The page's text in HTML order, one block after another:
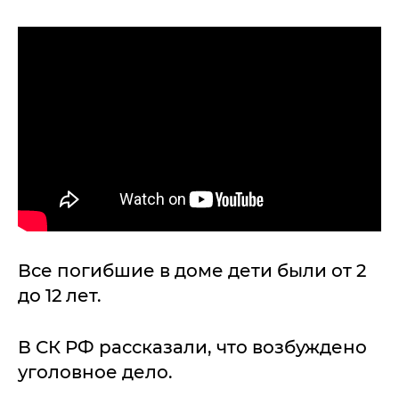
Все погибшие в доме дети были от 2
до 12 лет.
В СК РФ рассказали, что возбуждено
уголовное дело.